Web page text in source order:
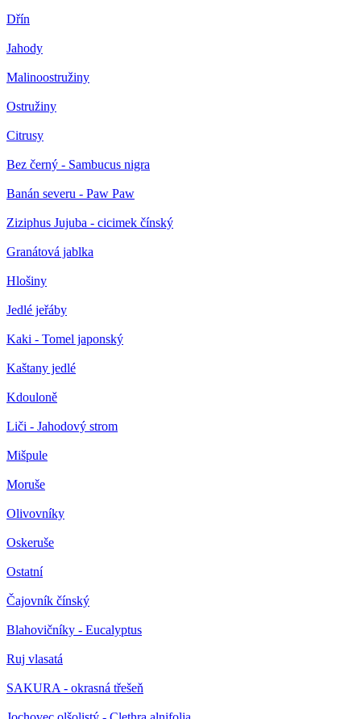
Dřín
Jahody
Malinoostružiny
Ostružiny
Citrusy
Bez černý - Sambucus nigra
Banán severu - Paw Paw
Ziziphus Jujuba - cicimek čínský
Granátová jablka
Hlošiny
Jedlé jeřáby
Kaki - Tomel japonský
Kaštany jedlé
Kdouloně
Liči - Jahodový strom
Mišpule
Moruše
Olivovníky
Oskeruše
Ostatní
Čajovník čínský
Blahovičníky - Eucalyptus
Ruj vlasatá
SAKURA - okrasná třešeň